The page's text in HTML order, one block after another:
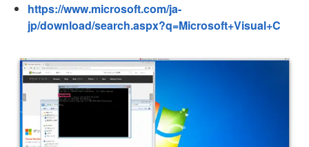
https://www.microsoft.com/ja-
jp/download/search.aspx?q=Microsoft+Visual+C